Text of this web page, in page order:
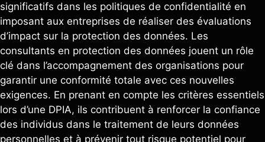
significatifs dans les politiques de confidentialité en
imposant aux entreprises de réaliser des évaluations
d’impact sur la protection des données. Les
consultants en protection des données jouent un rôle
clé dans l’accompagnement des organisations pour
garantir une conformité totale avec ces nouvelles
exigences. En prenant en compte les critères essentiels
lors d’une DPIA, ils contribuent à renforcer la confiance
des individus dans le traitement de leurs données
personnelles et à prévenir tout risque potentiel pour